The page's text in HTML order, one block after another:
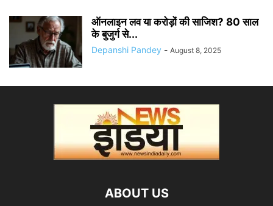
ऑनलाइन लव या करोड़ों की साजिश? 80 साल
के बुजुर्ग से...
Depanshi Pandey - August 8, 2025
ABOUT US